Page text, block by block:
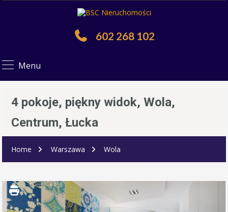
602 268 102
Menu
4 pokoje, piękny widok, Wola,
Centrum, Łucka
Home Warszawa Wola